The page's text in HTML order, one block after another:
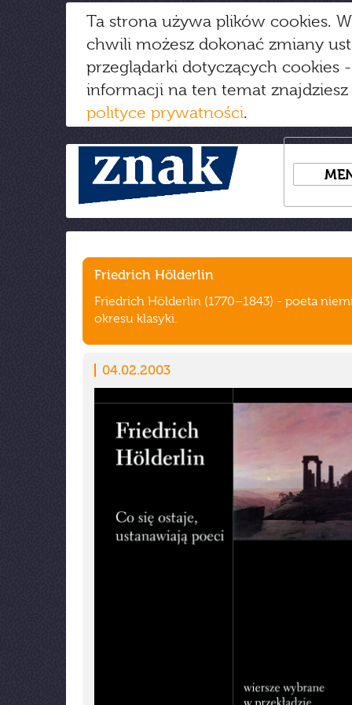
Ta strona używa plików cookies.
chwili możesz dokonać zmiany
przeglądarki dotyczących cookies
informacji na ten temat
polityce prywatności.
Friedrich Hölderlin
Friedrich Hölderlin (1770–1843) - poeta
okresu klasyki.
04.02.2003